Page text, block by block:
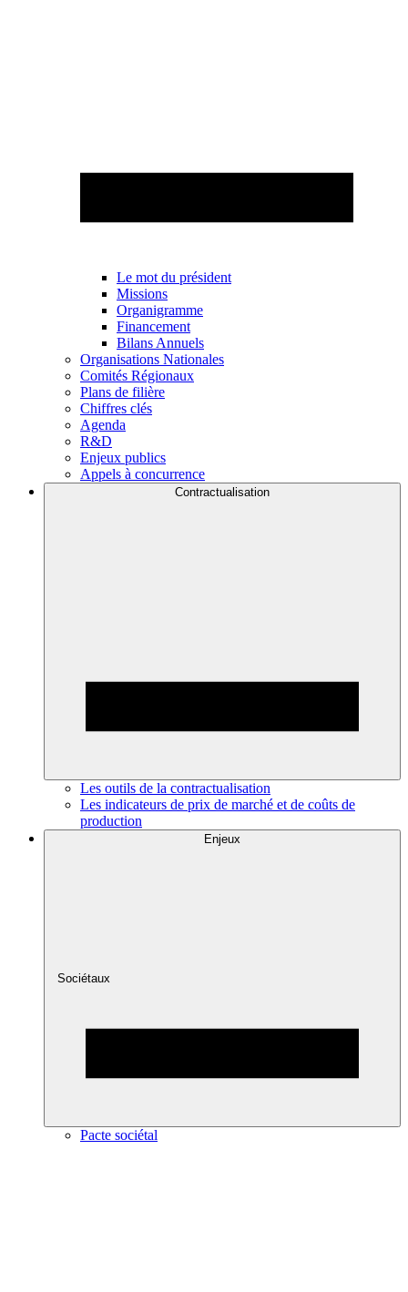
Le mot du président
Missions
Organigramme
Financement
Bilans Annuels
Organisations Nationales
Comités Régionaux
Plans de filière
Chiffres clés
Agenda
R&D
Enjeux publics
Appels à concurrence
Contractualisation
Les outils de la contractualisation
Les indicateurs de prix de marché et de coûts de
production
Enjeux
Sociétaux
Pacte sociétal